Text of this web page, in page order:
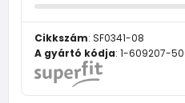
Cikkszám: SF0341-08
A gyártó kódja: 1-609207-